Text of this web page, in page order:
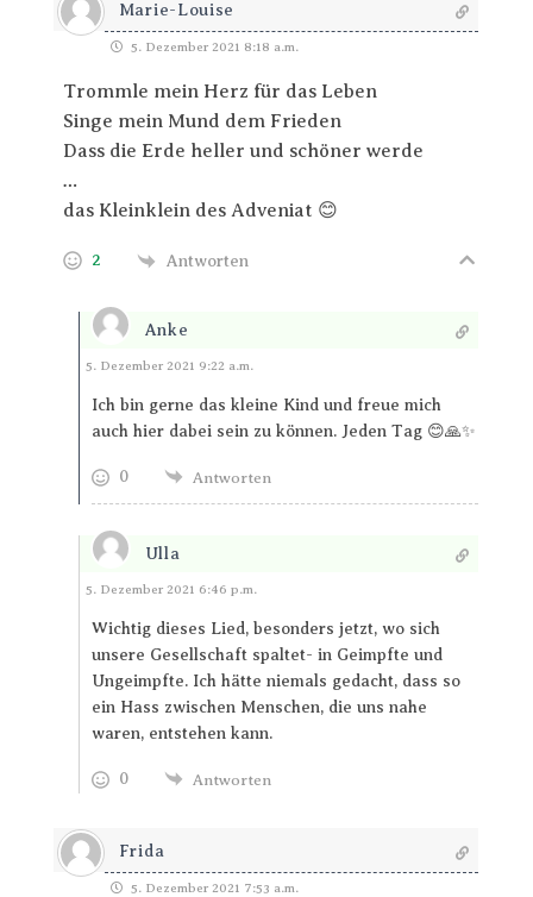
Marie-Louise
5. Dezember 2021 8:18 a.m.
Trommle mein Herz für das Leben
Singe mein Mund dem Frieden
Dass die Erde heller und schöner werde
…
das Kleinklein des Adveniat 😊
2 Antworten
Anke
Antworten
5. Dezember 2021 9:22 a.m.
Ich bin gerne das kleine Kind und freue mich
auch hier dabei sein zu können. Jeden Tag 😊🙏✨
0 Antworten
Ulla
Antworten
5. Dezember 2021 6:46 p.m.
Wichtig dieses Lied, besonders jetzt, wo sich
unsere Gesellschaft spaltet- in Geimpfte und
Ungeimpfte. Ich hätte niemals gedacht, dass so
ein Hass zwischen Menschen, die uns nahe
waren, entstehen kann.
0 Antworten
Frida
5. Dezember 2021 7:53 a.m.